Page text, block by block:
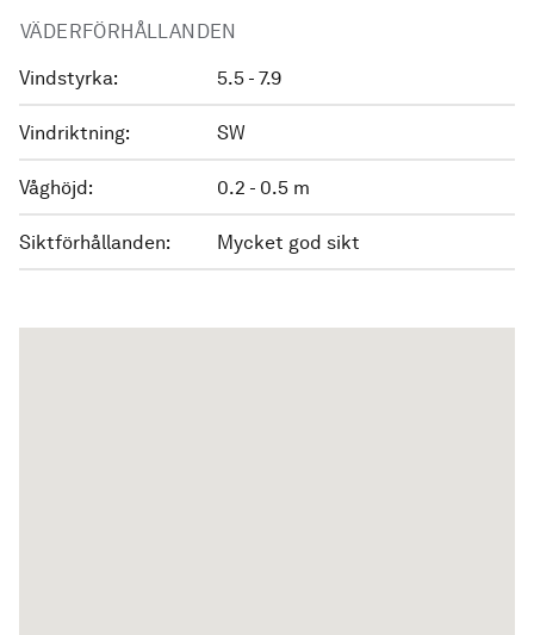
VÄDERFÖRHÅLLANDEN
Vindstyrka: 5.5 - 7.9
Vindriktning: SW
Våghöjd: 0.2 - 0.5 m
Siktförhållanden: Mycket god sikt